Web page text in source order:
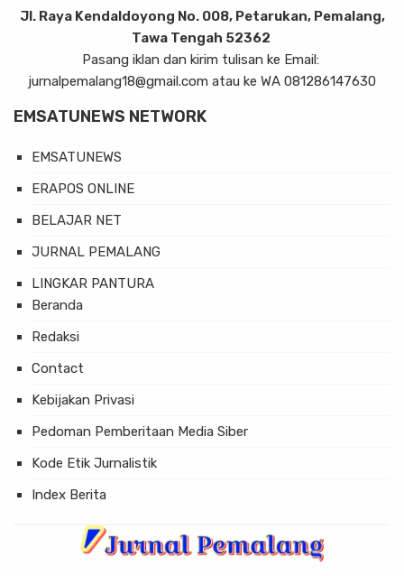
Jl. Raya Kendaldoyong No. 008, Petarukan, Pemalang,
Tawa Tengah 52362
Pasang iklan dan kirim tulisan ke Email:
jurnalpemalang18@gmail.com atau ke WA 081286147630
EMSATUNEWS NETWORK
EMSATUNEWS
ERAPOS ONLINE
BELAJAR NET
JURNAL PEMALANG
LINGKAR PANTURA
Beranda
Redaksi
Contact
Kebijakan Privasi
Pedoman Pemberitaan Media Siber
Kode Etik Jurnalistik
Index Berita